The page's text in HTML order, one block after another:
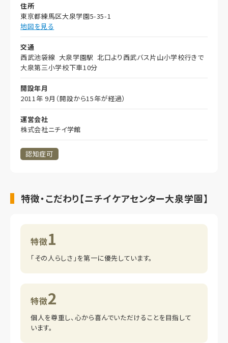
住所
東京都練馬区大泉学園5-35-1
地図を見る
交通
西武池袋線 大泉学園駅 北口より西武バス片山小学校行きで
大泉第三小学校下車10分
開設年月
2011年 9月（開設から15年が経過）
運営会社
株式会社ニチイ学館
認知症可
特徴・こだわり【ニチイケアセンター大泉学園】
特徴1
「その人らしさ」を第一に優先しています。
特徴2
個人を尊重し、心から喜んでいただけることを目指して
います。